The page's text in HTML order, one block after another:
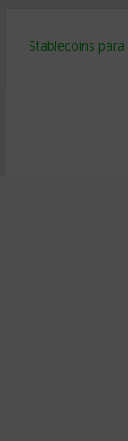
Stablecoins
Despido
IA en selección
Trabajo
Mercado